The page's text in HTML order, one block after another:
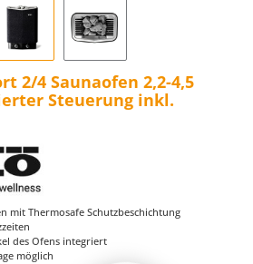
2/4 Saunaofen 2,2-4,5
Steuerung inkl.
mit Thermosafe Schutzbeschichtung
des Ofens integriert
möglich